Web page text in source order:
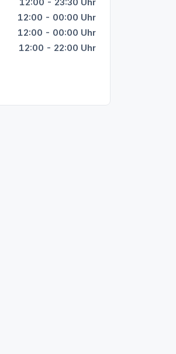
12:00 - 00:00 Uhr
12:00 - 00:00 Uhr
12:00 - 22:00 Uhr